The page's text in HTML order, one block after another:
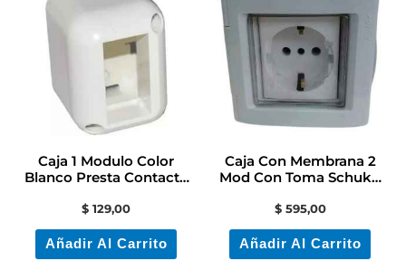
Caja 1 Modulo Color
Blanco Presta Contacto
$ 129,00
Añadir Al Carrito
Caja Con Membrana 2
Mod Con Toma Schuko
$595,00
Añadir Al Carrito